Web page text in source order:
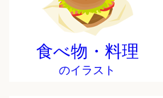
食べ物・料理
のイラスト